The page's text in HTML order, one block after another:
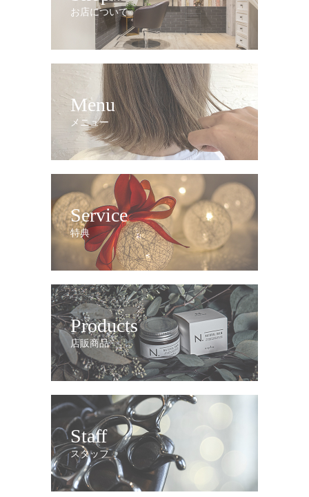
お店について
Menu
メニュー
Service
特典
Products
店販商品
Staff
スタッフ